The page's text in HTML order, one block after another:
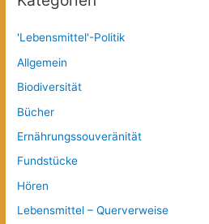
'Lebensmittel'-Politik
Allgemein
Biodiversität
Bücher
Ernährungssouveränität
Fundstücke
Hören
Lebensmittel – Querverweise